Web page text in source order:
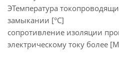
ЭТемпература
замыкании [°С]
сопротивление изоляции
электрическому току более